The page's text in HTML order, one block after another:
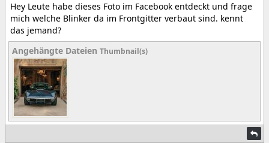
Hey Leute habe dieses Foto im Facebook entdeckt und frage
mich welche Blinker da im Frontgitter verbaut sind. kennt
das jemand?
Angehängte Dateien Thumbnail(s)